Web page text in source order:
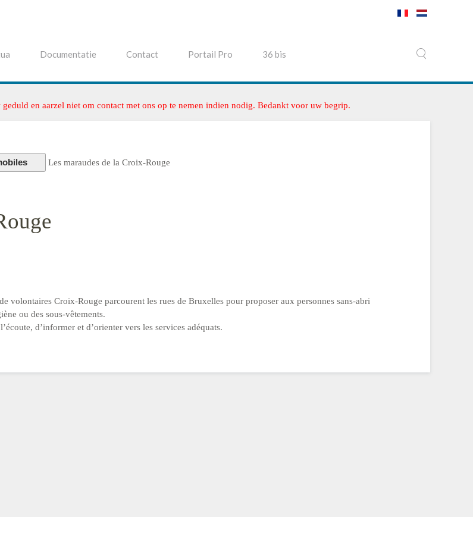
Documentatie Contact Portail Pro 36 bis
en aarzel niet om contact met ons op te nemen indien nodig. Bedankt voor uw begrip.
Les maraudes de la Croix-Rouge
volontaires Croix-Rouge parcourent les rues de Bruxelles pour proposer aux personnes sans-abri
ou des sous-vêtements.
d’informer et d’orienter vers les services adéquats.